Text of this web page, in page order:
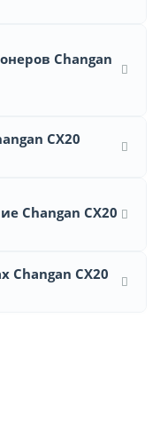
Changan
CX20
Changan CX20
Changan CX20